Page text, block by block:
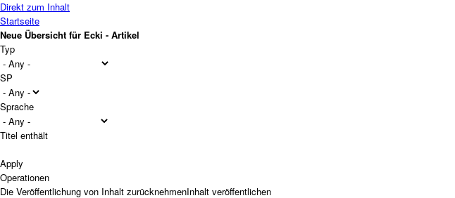
Direkt zum Inhalt
Startseite
Neue Übersicht für Ecki - Artikel
Typ
SP
Sprache
Titel enthält
Operationen